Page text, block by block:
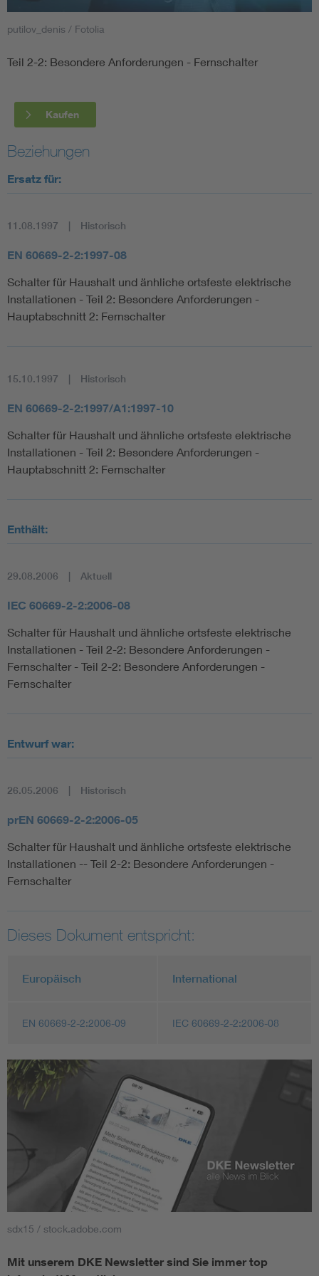
Smart Cities
DKE Fachinformationen im Kontext der Normung
Blitzschutz: DIN EN 62305 in der Übersicht
Circular Economy für mehr Ressourceneffizienz
Cybersecurity in der Industrieautomatisierung
DIN VDE 0100 für sichere Elektroinstallationen
putilov_denis / Fotolia
Teil 2-2: Besondere Anforderungen - Fernschalter
Kaufen
Beziehungen
Ersatz für:
11.08.1997 Historisch
EN 60669-2-2:1997-08
Schalter für Haushalt und änhliche ortsfeste elektrische
Installationen - Teil 2: Besondere Anforderungen -
Hauptabschnitt 2: Fernschalter
15.10.1997 Historisch
EN 60669-2-2:1997/A1:1997-10
Schalter für Haushalt und ähnliche ortsfeste elektrische
Installationen - Teil 2: Besondere Anforderungen -
Hauptabschnitt 2: Fernschalter
Enthält:
29.08.2006 Aktuell
IEC 60669-2-2:2006-08
Schalter für Haushalt und ähnliche ortsfeste elektrische
Installationen - Teil 2-2: Besondere Anforderungen -
Fernschalter - Teil 2-2: Besondere Anforderungen -
Fernschalter
Entwurf war:
26.05.2006 Historisch
prEN 60669-2-2:2006-05
Schalter für Haushalt und änhliche ortsfeste elektrische
Installationen -- Teil 2-2: Besondere Anforderungen -
Fernschalter
Dieses Dokument entspricht:
Europäisch International
EN 60669-2-2:2006-09 IEC 60669-2-2:2006-08
sdx15 / stock.adobe.com
Mit unserem DKE Newsletter sind Sie immer top